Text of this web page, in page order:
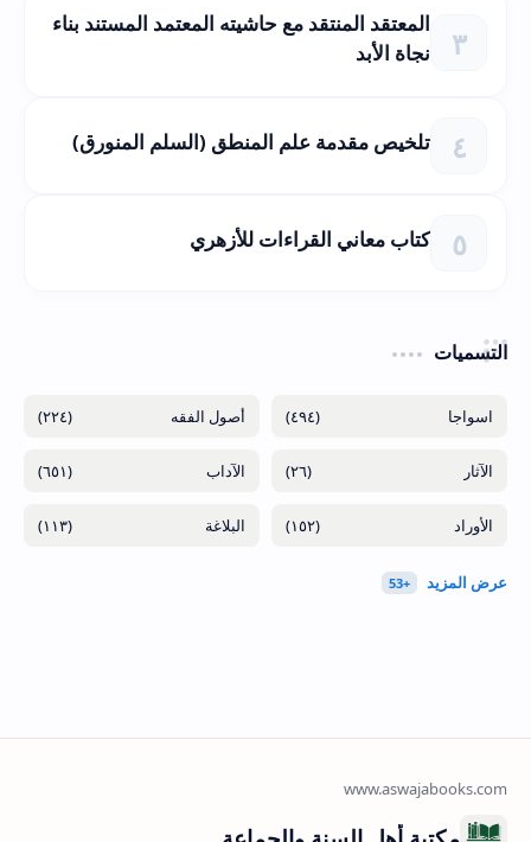
المعتقد المنتقد مع حاشيته المعتمد المستند بناء
نجاة الأبد
تلخيص مقدمة علم المنطق (السلم المنورق)
كتاب معاني القراءات للأزهري
التسميات
(٤٩٤) (٢٢٤)
(٢٦) (٦٥١)
(١٥٢) (١١٣)